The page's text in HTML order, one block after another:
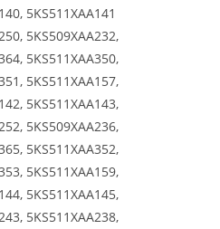
5KS511XAA141
5KS509XAA232,
5KS511XAA350,
5KS511XAA157,
5KS511XAA143,
5KS509XAA236,
5KS511XAA352,
5KS511XAA159,
5KS511XAA145,
5KS511XAA238,